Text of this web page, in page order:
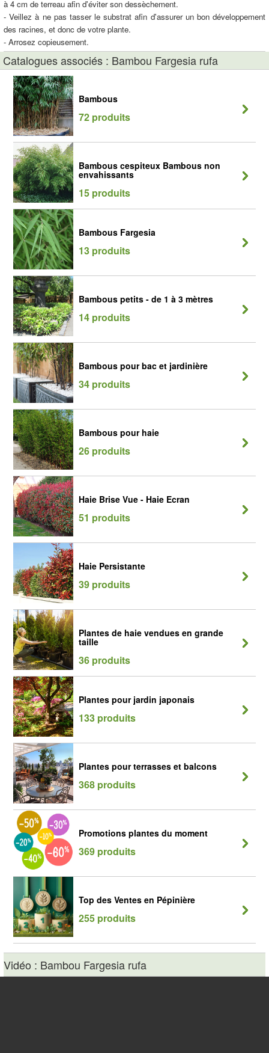
à 4 cm de terreau afin d'éviter son dessèchement.
- Veillez à ne pas tasser le substrat afin d'assurer un bon développement
des racines, et donc de votre plante.
- Arrosez copieusement.
Catalogues associés : Bambou Fargesia rufa
Bambous
72 produits
Bambous cespiteux Bambous non
envahissants
15 produits
Bambous Fargesia
13 produits
Bambous petits - de 1 à 3 mètres
14 produits
Bambous pour bac et jardinière
34 produits
Bambous pour haie
26 produits
Haie Brise Vue - Haie Ecran
51 produits
Haie Persistante
39 produits
Plantes de haie vendues en grande
taille
36 produits
Plantes pour jardin japonais
133 produits
Plantes pour terrasses et balcons
368 produits
Promotions plantes du moment
369 produits
Top des Ventes en Pépinière
255 produits
Vidéo : Bambou Fargesia rufa